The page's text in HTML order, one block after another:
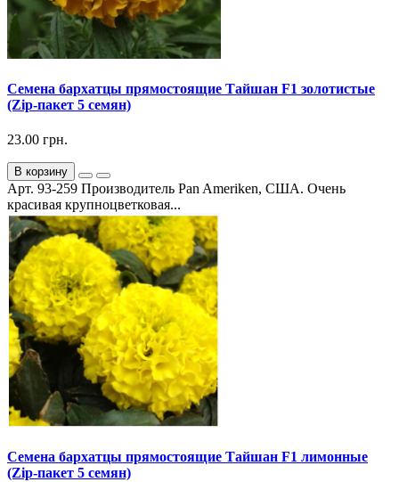
Семена бархатцы прямостоящие Тайшан F1 золотистые
(Zip-пакет 5 семян)
23.00 грн.
В корзину
Арт. 93-259 Производитель Pan Ameriken, США. Очень
красивая крупноцветковая...
Семена бархатцы прямостоящие Тайшан F1 лимонные
(Zip-пакет 5 семян)